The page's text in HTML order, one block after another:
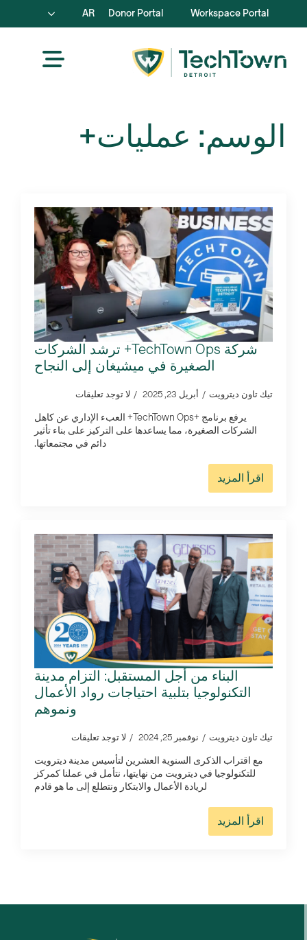
Workspace Portal
Donor Portal
AR
الوسم: عمليات+
شركة TechTown Ops+ ترشد الشركات
الصغيرة في ميشيغان إلى النجاح
تيك تاون ديترويت أبريل 23, 2025 لا توجد تعليقات
يرفع برنامج +TechTown Ops+ العبء الإداري عن كاهل
الشركات الصغيرة، مما يساعدها على التركيز على بناء تأثير
دائم في مجتمعاتها.
اقرأ المزيد
البناء من أجل المستقبل: التزام مدينة
التكنولوجيا بتلبية احتياجات رواد الأعمال
ونموهم
تيك تاون ديترويت نوفمبر 25, 2024 لا توجد تعليقات
مع اقتراب الذكرى السنوية العشرين لتأسيس مدينة ديترويت
للتكنولوجيا في ديترويت من نهايتها، نتأمل في عملنا كمركز
لريادة الأعمال والابتكار ونتطلع إلى ما هو قادم
اقرأ المزيد